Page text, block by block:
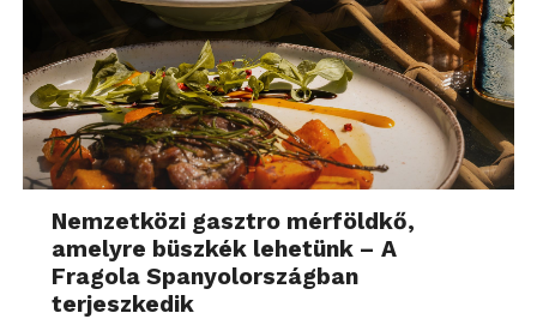
Nemzetközi gasztro mérföldkő,
amelyre büszkék lehetünk – A
Fragola Spanyolországban
terjeszkedik